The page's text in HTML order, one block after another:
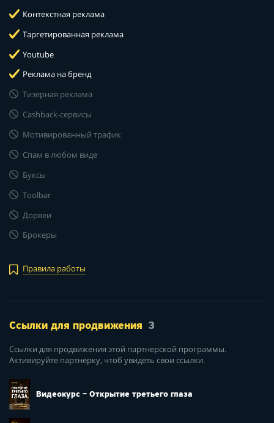
Контекстная реклама
Таргетированная реклама
Youtube
Реклама на бренд
Тизерная реклама
Cashback-сервисы
Мотивированный трафик
Спам в любом виде
Буксы
Toolbar
Дорвеи
Брокеры
Правила работы
Ссылки для продвижения 3
Ссылки для продвижения этой партнерской программы.
Активируйте партнерку, чтоб увидеть свои ссылки.
Видеокурс – Открытие третьего глаза